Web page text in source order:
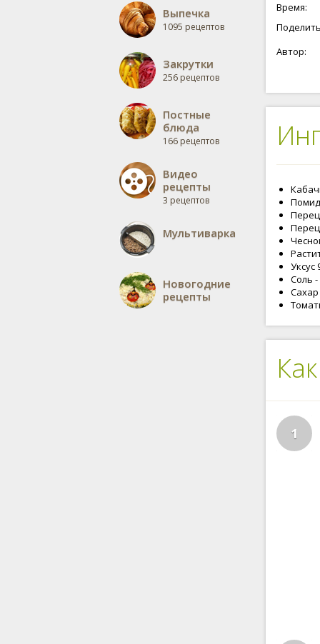
Выпечка
1095 рецептов
Закрутки
256 рецептов
Постные
блюда
166 рецептов
Видео
рецепты
3 рецептов
Мультиварка
Новогодние
рецепты
Время:
Автор:
Уксус
Соль -
Сахар
1